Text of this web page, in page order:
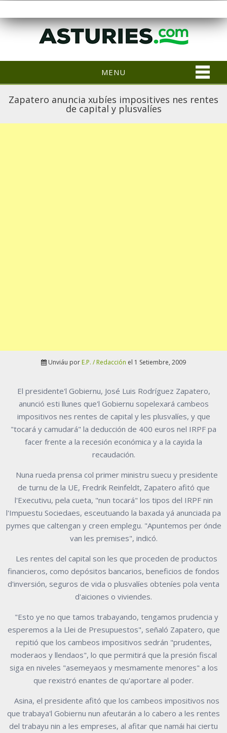
MENU
Zapatero anuncia xubíes impositives nes rentes
de capital y plusvalíes
Unviáu por E.P. / Redacción el 1 Setiembre, 2009
El presidente'l Gobiernu, José Luis Rodríguez Zapatero,
anunció esti llunes que'l Gobiernu sopelexará cambeos
impositivos nes rentes de capital y les plusvalíes, y que
"tocará y camudará" la deducción de 400 euros nel IRPF pa
facer frente a la recesión económica y a la cayida la
recaudación.
Nuna rueda prensa col primer ministru suecu y presidente
de turnu de la UE, Fredrik Reinfeldt, Zapatero afitó que
l'Executivu, pela cueta, "nun tocará" los tipos del IRPF nin
l'Impuestu Sociedaes, esceutuando la baxada yá anunciada pa
pymes que caltengan y creen emplegu. "Apuntemos per ónde
van les premises", indicó.
Les rentes del capital son les que proceden de productos
financieros, como depósitos bancarios, beneficios de fondos
d'inversión, seguros de vida o plusvalíes obteníes pola venta
d'aiciones o viviendes.
"Esto ye no que tamos trabayando, tengamos prudencia y
esperemos a la Llei de Presupuestos", señaló Zapatero, que
repitió que los cambeos impositivos sedrán "prudentes,
moderaos y llendaos", lo que permitirá que la presión fiscal
siga en niveles "asemeyaos y mesmamente menores" a los
que rexistró enantes de qu'aportare al poder.
Asina, el presidente afitó que los cambeos impositivos nos
que trabaya'l Gobiernu nun afeutarán a lo cabero a les rentes
del trabayu nin a les empreses, al afitar que namái hai ciertu